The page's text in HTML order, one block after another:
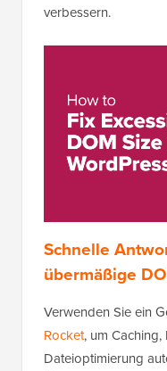
verbessern.
Schnelle
übermäßige
Verwenden Sie ein
Rocket, um
Dateioptimierung